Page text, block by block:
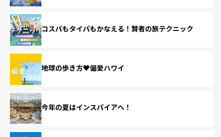
コスパもタイパもかなえる！賢者の旅テクニック
地球の歩き方♥偏愛ハワイ
今年の夏はインスパイアへ！